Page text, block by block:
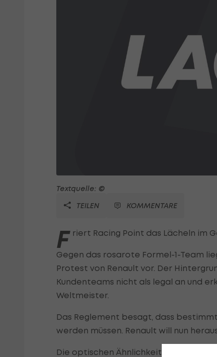
Textquelle: ©
TEILEN
KOMMENTARE
F riert Racing Point das Lächeln im
Gegen das rosarote Formel-1-Team
Protest von Renault vor. Der
Kundenteams nicht als legal an und
Weltmeister.
Das Reglement besagt, dass
werden müssen. Renault will nun
Die optischen Ähnlichkeiten zwischen